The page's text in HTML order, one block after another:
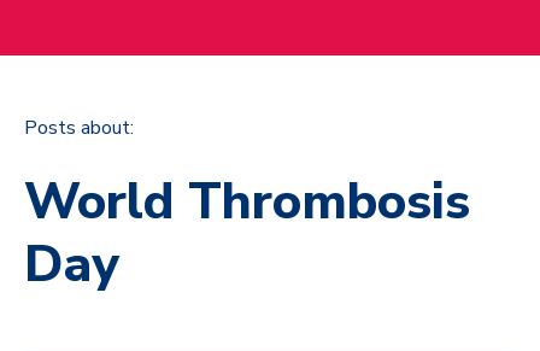
Posts about:
World Thrombosis
Day